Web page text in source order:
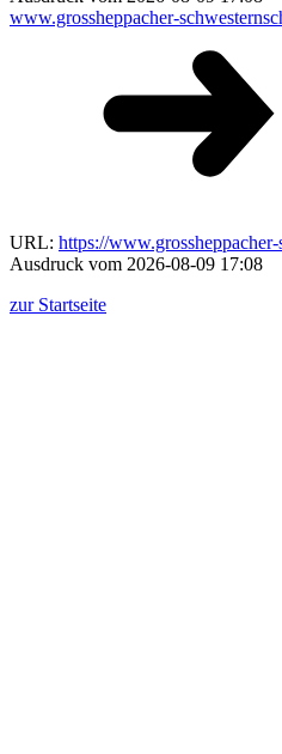
www.grossheppacher-
URL: https://
Ausdruck vom 2026-08-09 17:08
zur Startseite